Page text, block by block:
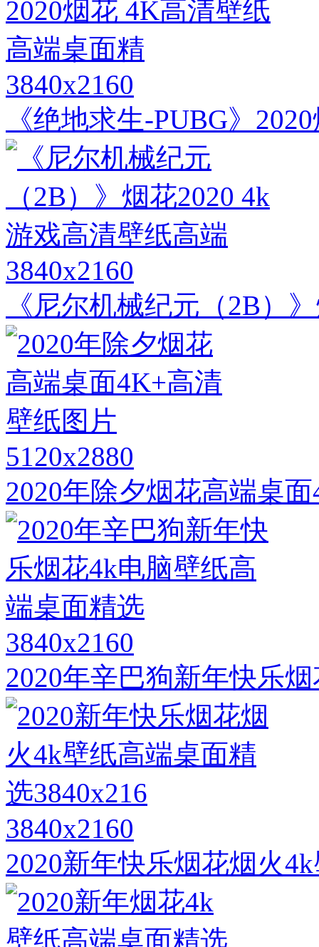
3840x2160
《绝地求生-PUBG》
3840x2160
《尼尔机械纪元（2B）
5120x2880
2020年除夕烟花高端桌
3840x2160
2020年辛巴狗新年快乐
3840x2160
2020新年快乐烟花烟火